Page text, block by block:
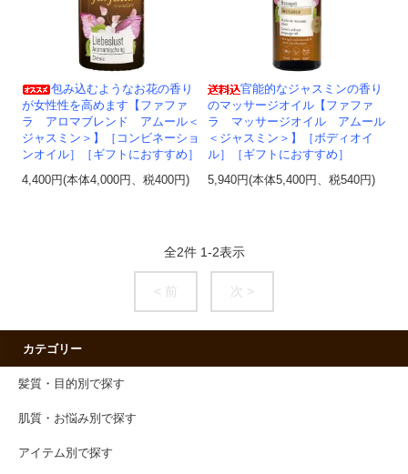
包み込むようなお花の香り
が女性性を高めます【ファファ
ラ アロマブレンド アムール＜
ジャスミン＞】［コンビネーショ
ンオイル］［ギフトにおすすめ］
4,400円(本体4,000円、税400円)
官能的なジャスミンの香り
のマッサージオイル【ファファ
ラ マッサージオイル アムール
＜ジャスミン＞】［ボディオイ
ル］［ギフトにおすすめ］
5,940円(本体5,400円、税540円)
全2件 1-2表示
< 前 次 >
カテゴリー
髪質・目的別で探す
肌質・お悩み別で探す
アイテム別で探す